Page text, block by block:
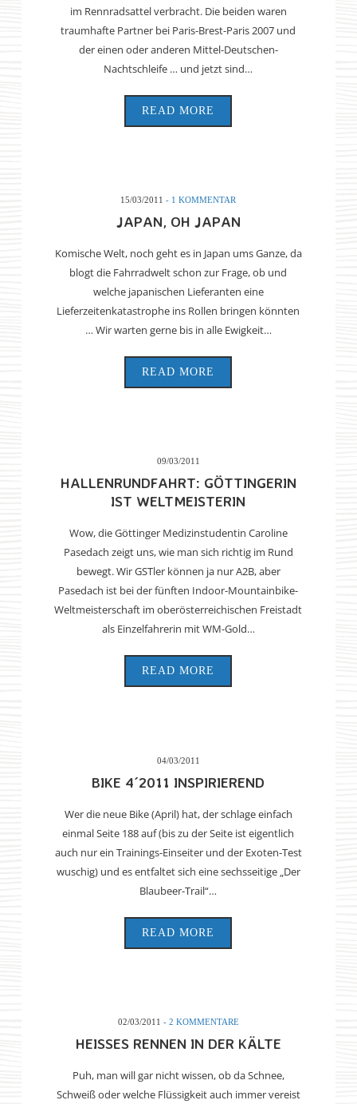
im Rennradsattel verbracht. Die beiden waren
traumhafte Partner bei Paris-Brest-Paris 2007 und
der einen oder anderen Mittel-Deutschen-
Nachtschleife … und jetzt sind…
READ MORE
15/03/2011- 1 KOMMENTAR
JAPAN, OH JAPAN
Komische Welt, noch geht es in Japan ums Ganze, da
blogt die Fahrradwelt schon zur Frage, ob und
welche japanischen Lieferanten eine
Lieferzeitenkatastrophe ins Rollen bringen könnten
… Wir warten gerne bis in alle Ewigkeit…
READ MORE
09/03/2011
HALLENRUNDFAHRT: GÖTTINGERIN
IST WELTMEISTERIN
Wow, die Göttinger Medizinstudentin Caroline
Pasedach zeigt uns, wie man sich richtig im Rund
bewegt. Wir GSTler können ja nur A2B, aber
Pasedach ist bei der fünften Indoor-Mountainbike-
Weltmeisterschaft im oberösterreichischen Freistadt
als Einzelfahrerin mit WM-Gold…
READ MORE
04/03/2011
BIKE 4´2011 INSPIRIEREND
Wer die neue Bike (April) hat, der schlage einfach
einmal Seite 188 auf (bis zu der Seite ist eigentlich
auch nur ein Trainings-Einseiter und der Exoten-Test
wuschig) und es entfaltet sich eine sechsseitige „Der
Blaubeer-Trail“…
READ MORE
02/03/2011 - 2 KOMMENTARE
HEISSES RENNEN IN DER KÄLTE
Puh, man will gar nicht wissen, ob da Schnee,
Schweiß oder welche Flüssigkeit auch immer vereist